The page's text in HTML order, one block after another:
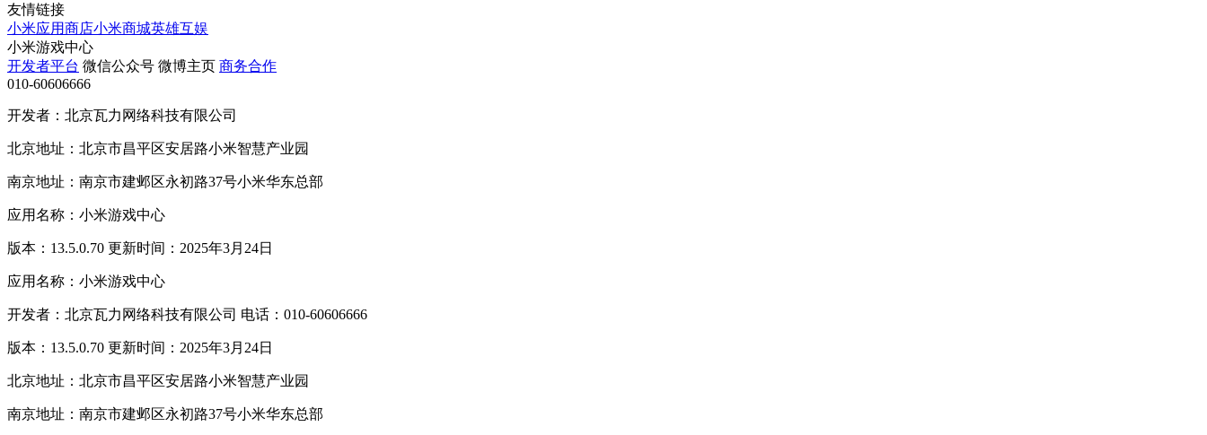
友情链接
小米应用商店小米商城英雄互娱
小米游戏中心
开发者平台 微信公众号 微博主页 商务合作
010-60606666
开发者：北京瓦力网络科技有限公司
北京地址：北京市昌平区安居路小米智慧产业园
南京地址：南京市建邺区永初路37号小米华东总部
应用名称：小米游戏中心
版本：13.5.0.70 更新时间：2025年3月24日
应用名称：小米游戏中心
开发者：北京瓦力网络科技有限公司 电话：010-60606666
版本：13.5.0.70 更新时间：2025年3月24日
北京地址：北京市昌平区安居路小米智慧产业园
南京地址：南京市建邺区永初路37号小米华东总部